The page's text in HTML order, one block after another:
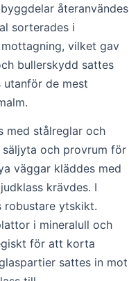
återanvändes
sorterades i
vilket gav
bullerskydd sattes
utanför de mest
med stålreglar och
och provrum för
väggar kläddes med
krävdes. I
robustare ytskikt.
i mineralull och
för att korta
sattes in mot